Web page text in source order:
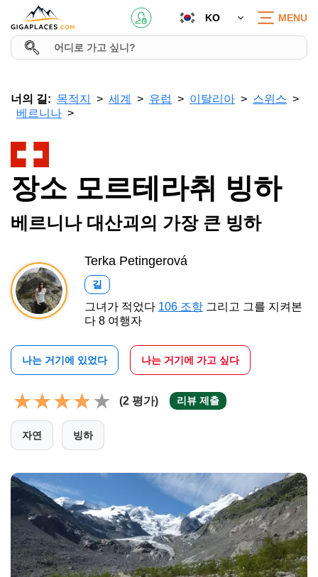
KO MENU
너의 길: 목적지 세계 유럽 이탈리아
스위스
베르니나
장소 모르테라취 빙하
베르니나 대산괴의 가장 큰 빙하
Terka Petingerová
길
그녀가 적었다 106 조항 그리고 그를 지켜본
다 8 여행자
나는 거기에 있었다 나는 거기에 가고 싶다
(2 평가) 리뷰 제출
자연 빙하